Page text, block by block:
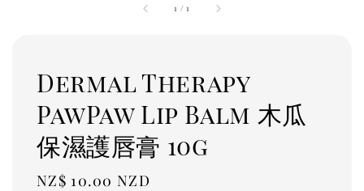
1 /1
Dermal Therapy
PawPaw Lip Balm 木瓜
保濕護唇膏 10g
Regular
NZ$ 10.00 NZD